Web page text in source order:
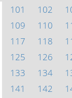
101
102
109
110
117
118
125
126
133
134
141
142